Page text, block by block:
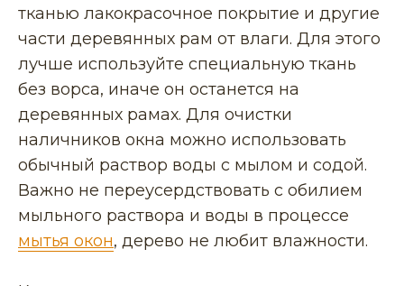
тканью лакокрасочное покрытие и другие
части деревянных рам от влаги. Для этого
лучше используйте специальную ткань
без ворса, иначе он останется на
деревянных рамах. Для очистки
наличников окна можно использовать
обычный раствор воды с мылом и содой.
Важно не переусердствовать с обилием
мыльного раствора и воды в процессе
мытья окон, дерево не любит влажности.